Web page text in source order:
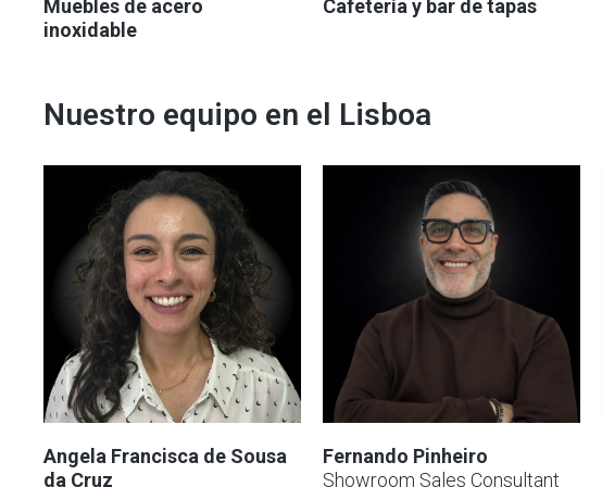
Muebles de acero
inoxidable
Cafetería y bar de tapas
Nuestro equipo en el Lisboa
Angela Francisca de Sousa
da Cruz
Fernando Pinheiro
Showroom Sales Consultant